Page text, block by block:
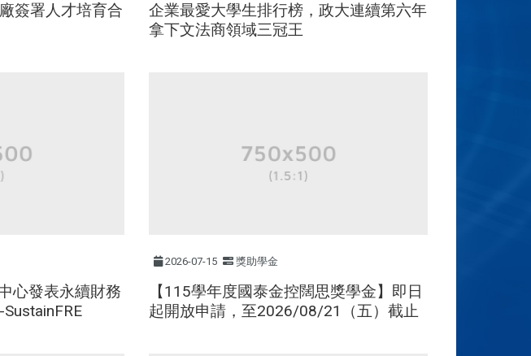
簽署人才培育合
企業最愛大學生排行榜，政大連續第六年
拿下文法商領域三冠王
心發表永續財務
2026-07-15 獎助學金
【115學年度國泰金控闊思獎學金】即日
起開放申請，至2026/08/21（五）截止